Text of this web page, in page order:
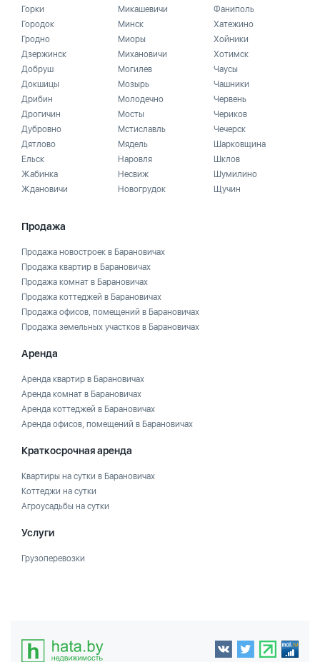
Горки
Городок
Гродно
Дзержинск
Добруш
Докшицы
Дрибин
Дрогичин
Дубровно
Дятлово
Ельск
Жабинка
Ждановичи
Микашевичи
Минск
Миоры
Михановичи
Могилев
Мозырь
Молодечно
Мосты
Мстиславль
Мядель
Наровля
Несвиж
Новогрудок
Фаниполь
Хатежино
Хойники
Хотимск
Чаусы
Чашники
Червень
Чериков
Чечерск
Шарковщина
Шклов
Шумилино
Щучин
Продажа
Продажа новостроек в Барановичах
Продажа квартир в Барановичах
Продажа комнат в Барановичах
Продажа коттеджей в Барановичах
Продажа офисов, помещений в Барановичах
Продажа земельных участков в Барановичах
Аренда
Аренда квартир в Барановичах
Аренда комнат в Барановичах
Аренда коттеджей в Барановичах
Аренда офисов, помещений в Барановичах
Краткосрочная аренда
Квартиры на сутки в Барановичах
Коттеджи на сутки
Агроусадьбы на сутки
Услуги
Грузоперевозки